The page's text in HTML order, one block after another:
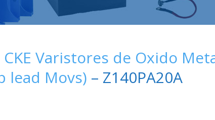
CKE Varistores de Oxido
lead Movs) – Z140PA20A